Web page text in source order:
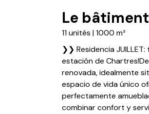
Le
11 unités | 1000 m²
❯❯ Residencia
estación de
renovada, idealmente
espacio de vida único
perfectamente
combinar confort y